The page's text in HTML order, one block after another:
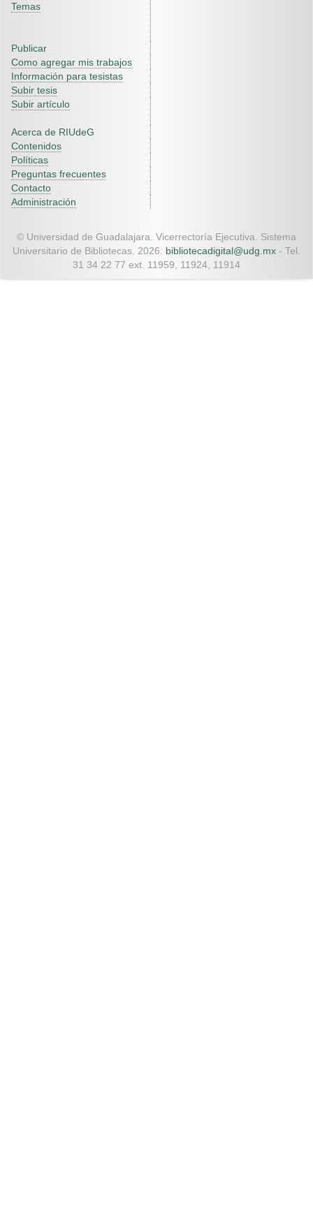
Temas
Publicar
Como agregar mis trabajos
Información para tesistas
Subir tesis
Subir artículo
Acerca de RIUdeG
Contenidos
Políticas
Preguntas frecuentes
Contacto
Administración
© Universidad de Guadalajara. Vicerrectoría Ejecutiva. Sistema
Universitario de Bibliotecas. 2026. bibliotecadigital@udg.mx - Tel.
31 34 22 77 ext. 11959, 11924, 11914